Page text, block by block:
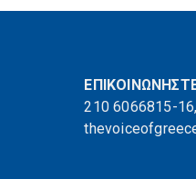
210 6066815-16,